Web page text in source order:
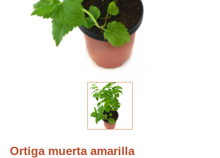
Ortiga muerta amarilla